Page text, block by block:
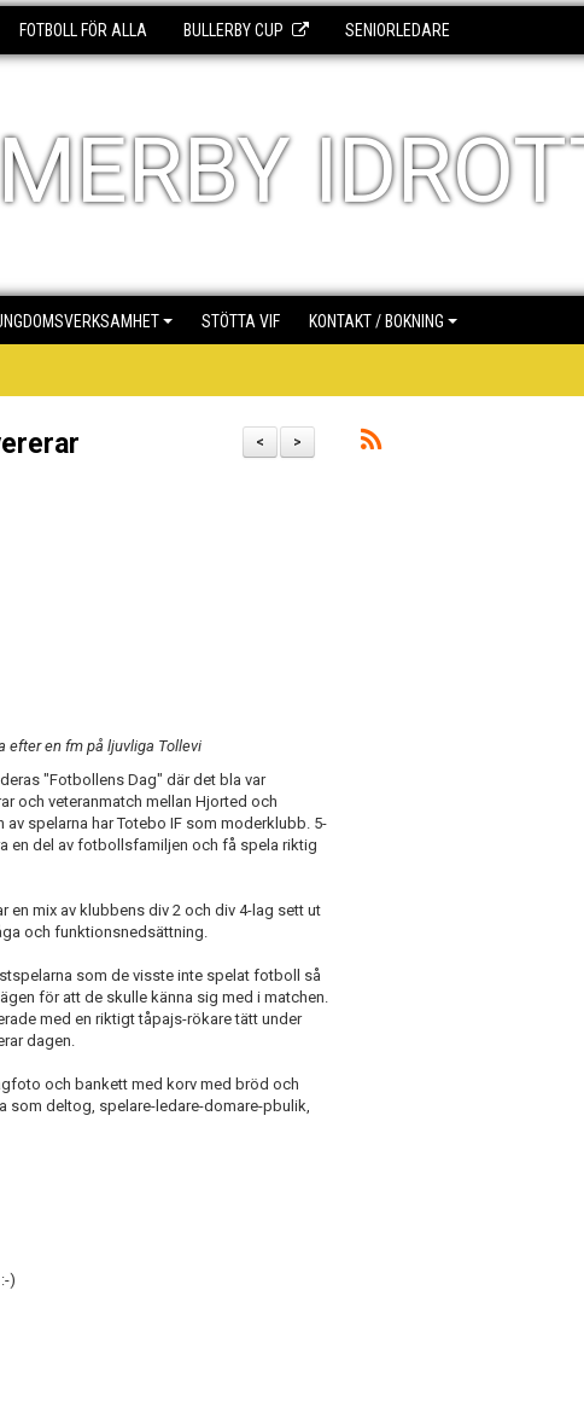
FOTBOLL FÖR ALLA BULLERBY CUP SENIORLEDARE
STÖTTA VIF KONTAKT / BOKNING
>
<
efter en fm på ljuvliga Tollevi
"Fotbollens Dag" där det bla var
och veteranmatch mellan Hjorted och
av spelarna har Totebo IF som moderklubb. 5-
en del av fotbollsfamiljen och få spela riktig
en mix av klubbens div 2 och div 4-lag sett ut
och funktionsnedsättning.
som de visste inte spelat fotboll så
för att de skulle känna sig med i matchen.
med en riktigt tåpajs-rökare tätt under
dagen.
och bankett med korv med bröd och
som deltog, spelare-ledare-domare-pbulik,
)